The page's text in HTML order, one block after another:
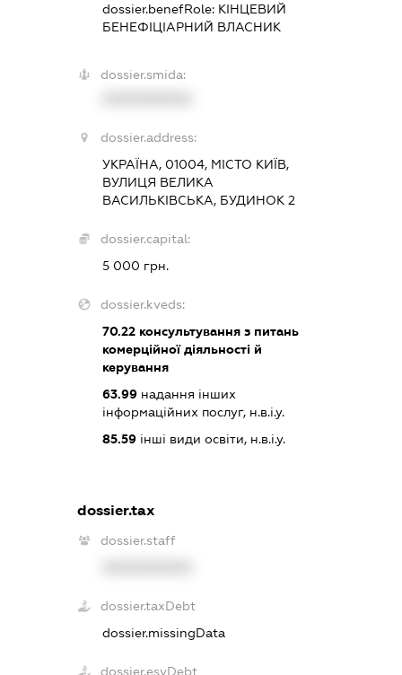
dossier.benefRole: КІНЦЕВИЙ
БЕНЕФІЦІАРНИЙ ВЛАСНИК
dossier.smida:
dossier.address:
УКРАЇНА, 01004, МІСТО КИЇВ,
ВУЛИЦЯ ВЕЛИКА
ВАСИЛЬКІВСЬКА, БУДИНОК 2
dossier.capital:
5 000 грн.
dossier.kveds:
70.22консультування з питань
комерційної діяльності й
керування
63.99надання інших
інформаційних послуг, н.в.і.у.
85.59інші види освіти, н.в.і.у.
dossier.tax
dossier.staff
dossier.taxDebt
dossier.missingData
dossier.esvDebt